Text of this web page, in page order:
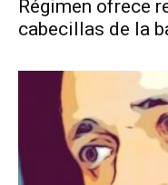
Régimen ofrece
cabecillas de la